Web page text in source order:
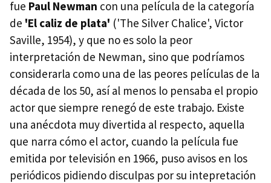
fue Paul Newman con una película de la categoría
de 'El caliz de plata' ('The Silver Chalice', Victor
Saville, 1954), y que no es solo la peor
interpretación de Newman, sino que podríamos
considerarla como una de las peores películas de la
década de los 50, así al menos lo pensaba el propio
actor que siempre renegó de este trabajo. Existe
una anécdota muy divertida al respecto, aquella
que narra cómo el actor, cuando la película fue
emitida por televisión en 1966, puso avisos en los
periódicos pidiendo disculpas por su intepretación